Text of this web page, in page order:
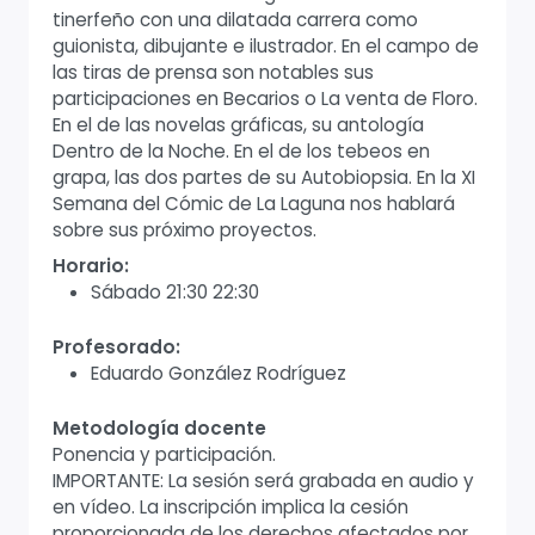
tinerfeño con una dilatada carrera como
guionista, dibujante e ilustrador. En el campo de
las tiras de prensa son notables sus
participaciones en Becarios o La venta de Floro.
En el de las novelas gráficas, su antología
Dentro de la Noche. En el de los tebeos en
grapa, las dos partes de su Autobiopsia. En la XI
Semana del Cómic de La Laguna nos hablará
sobre sus próximo proyectos.
Horario:
Sábado 21:30 22:30
Profesorado:
Eduardo González Rodríguez
Metodología docente
Ponencia y participación.
IMPORTANTE: La sesión será grabada en audio y
en vídeo. La inscripción implica la cesión